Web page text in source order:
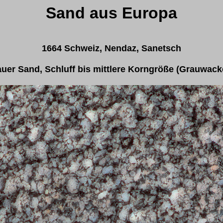
Sand aus Europa
1664 Schweiz, Nendaz, Sanetsch
Sand, Schluff bis mittlere Korngröße